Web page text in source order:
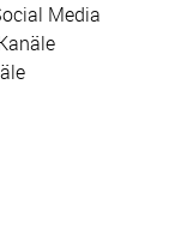
Media